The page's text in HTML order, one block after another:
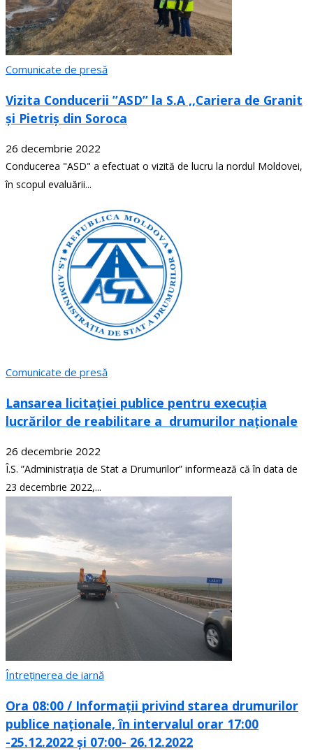
Comunicate de presă
Vizita Conducerii ”ASD” la S.A ,,Cariera de Granit
și Pietriș din Soroca
26 decembrie 2022
Conducerea "ASD" a efectuat o vizită de lucru la nordul Moldovei,
în scopul evaluării...
Comunicate de presă
Lansarea licitației publice pentru execuția
lucrărilor de reabilitare a drumurilor naționale
26 decembrie 2022
Î.S. ”Administrația de Stat a Drumurilor” informează că în data de
23 decembrie 2022,...
Întreținerea de iarnă
Ora 08:00 / Informații privind starea drumurilor
publice naționale, în intervalul orar 17:00
-25.12.2022 și 07:00- 26.12.2022